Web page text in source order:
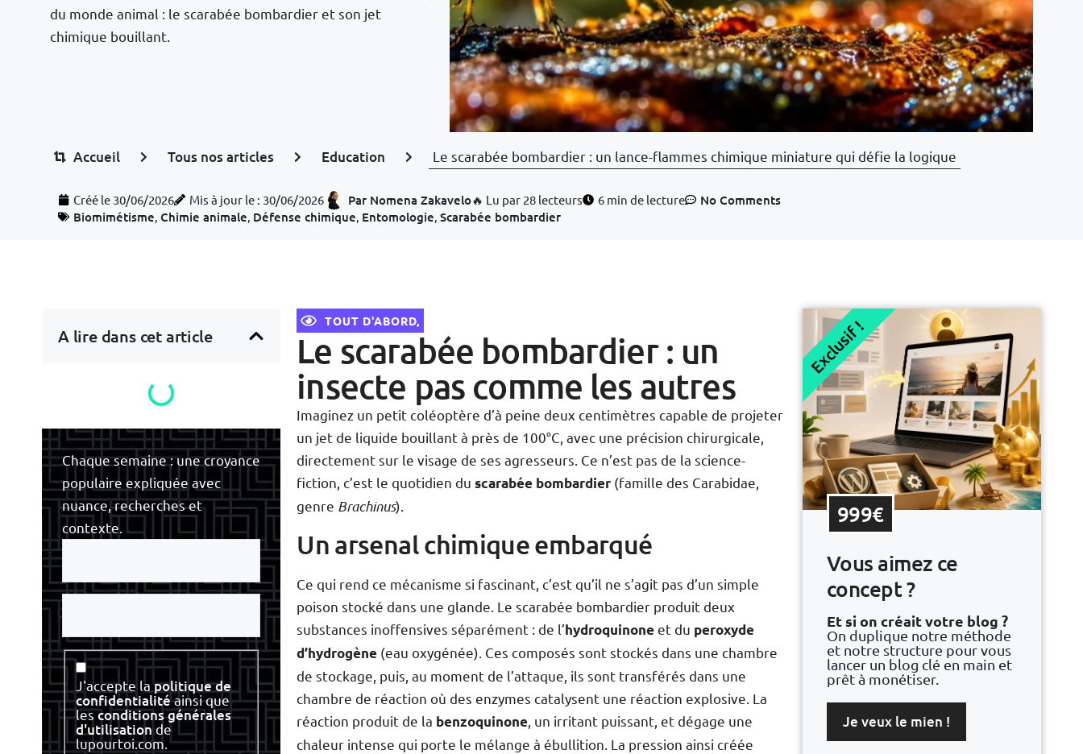
du monde animal : le scarabée bombardier et son jet
chimique bouillant.
Accueil Tous nos articles Education Le scarabée bombardier : un lance-flammes chimique miniature qui défie la logique
Créé le 30/06/2026 Mis à jour le : 30/06/2026 Par Nomena Zakavelo🔥 Lu par 28 lecteurs 6 min de lecture
No Comments
Biomimétisme, Chimie animale, Défense chimique, Entomologie, Scarabée bombardier
A lire dans cet article
Chaque semaine : une croyance
populaire expliquée avec
nuance, recherches et
contexte.
Votre
e-
mail
Votre
nom
Consentement
J'accepte lapolitique de
confidentialitéainsi que
lesconditions générales
d'utilisation de
lupourtoi.com.
TOUT D'ABORD,
Le scarabée bombardier : un
insecte pas comme les autres
Imaginez un petit coléoptère d’à peine deux centimètres capable de projeter
un jet de liquide bouillant à près de 100°C, avec une précision chirurgicale,
directement sur le visage de ses agresseurs. Ce n’est pas de la science-
fiction, c’est le quotidien du scarabée bombardier (famille des Carabidae,
genre Brachinus).
Un arsenal chimique embarqué
Ce qui rend ce mécanisme si fascinant, c’est qu’il ne s’agit pas d’un simple
poison stocké dans une glande. Le scarabée bombardier produit deux
substances inoffensives séparément : de l’hydroquinoneet du peroxyde
d’hydrogène (eau oxygénée). Ces composés sont stockés dans une chambre
de stockage, puis, au moment de l’attaque, ils sont transférés dans une
chambre de réaction où des enzymes catalysent une réaction explosive. La
réaction produit de la benzoquinone, un irritant puissant, et dégage une
chaleur intense qui porte le mélange à ébullition. La pression ainsi créée
999€
Vous aimez ce
concept ?
Et si on créait votre blog ?
On duplique notre méthode
et notre structure pour vous
lancer un blog clé en main et
prêt à monétiser.
Je veux le mien !
Exclusif !